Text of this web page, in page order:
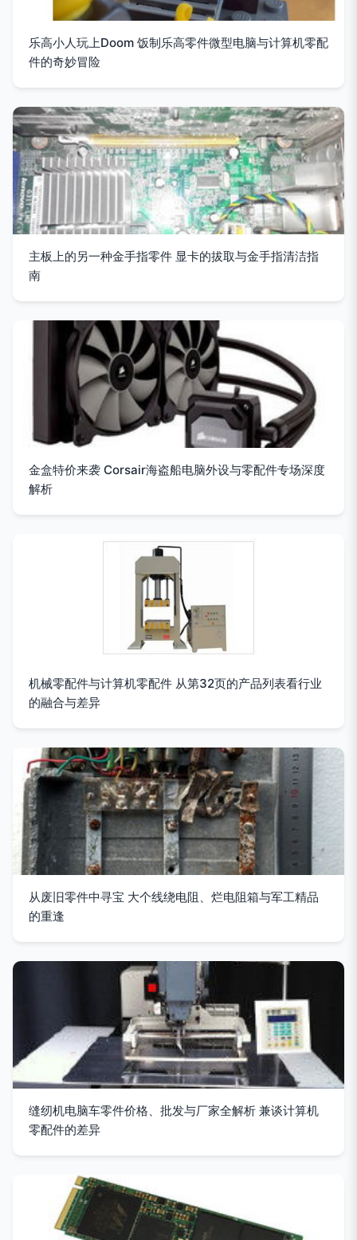
乐高小人玩上Doom 饭制乐高零件微型电脑与计算机零配
件的奇妙冒险
主板上的另一种金手指零件 显卡的拔取与金手指清洁指
南
金盒特价来袭 Corsair海盗船电脑外设与零配件专场深度
解析
机械零配件与计算机零配件 从第32页的产品列表看行业
的融合与差异
从废旧零件中寻宝 大个线绕电阻、烂电阻箱与军工精品
的重逢
缝纫机电脑车零件价格、批发与厂家全解析 兼谈计算机
零配件的差异